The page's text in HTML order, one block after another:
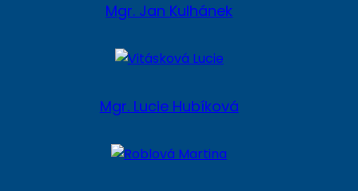
Mgr. Jan Kulhánek
Mgr. Lucie Hubíková